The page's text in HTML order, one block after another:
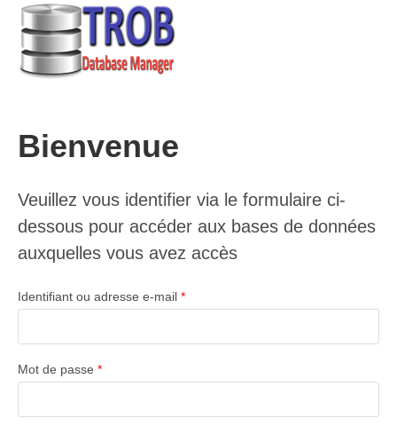
Skip
content
Bienvenue
Veuillez vous identifier via le formulaire ci-
dessous pour accéder aux bases de données
auxquelles vous avez accès
Identifiant ou adresse e-mail *
Mot de passe *